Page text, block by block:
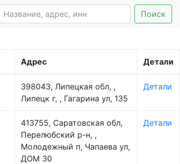
Поиск
Адрес Детали
398043, Липецкая обл, ,
Липецк г, , Гагарина ул, 135
Детали
413755, Саратовская обл,
Перелюбский р-н, ,
Молодежный п, Чапаева ул,
ДОМ 30
Детали